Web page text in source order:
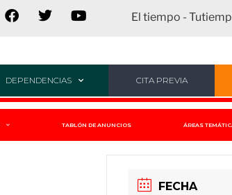
El tiempo -
DEPENDENCIAS CITA PREVIA
TABLÓN DE ANUNCIOS ÁREAS
FECHA